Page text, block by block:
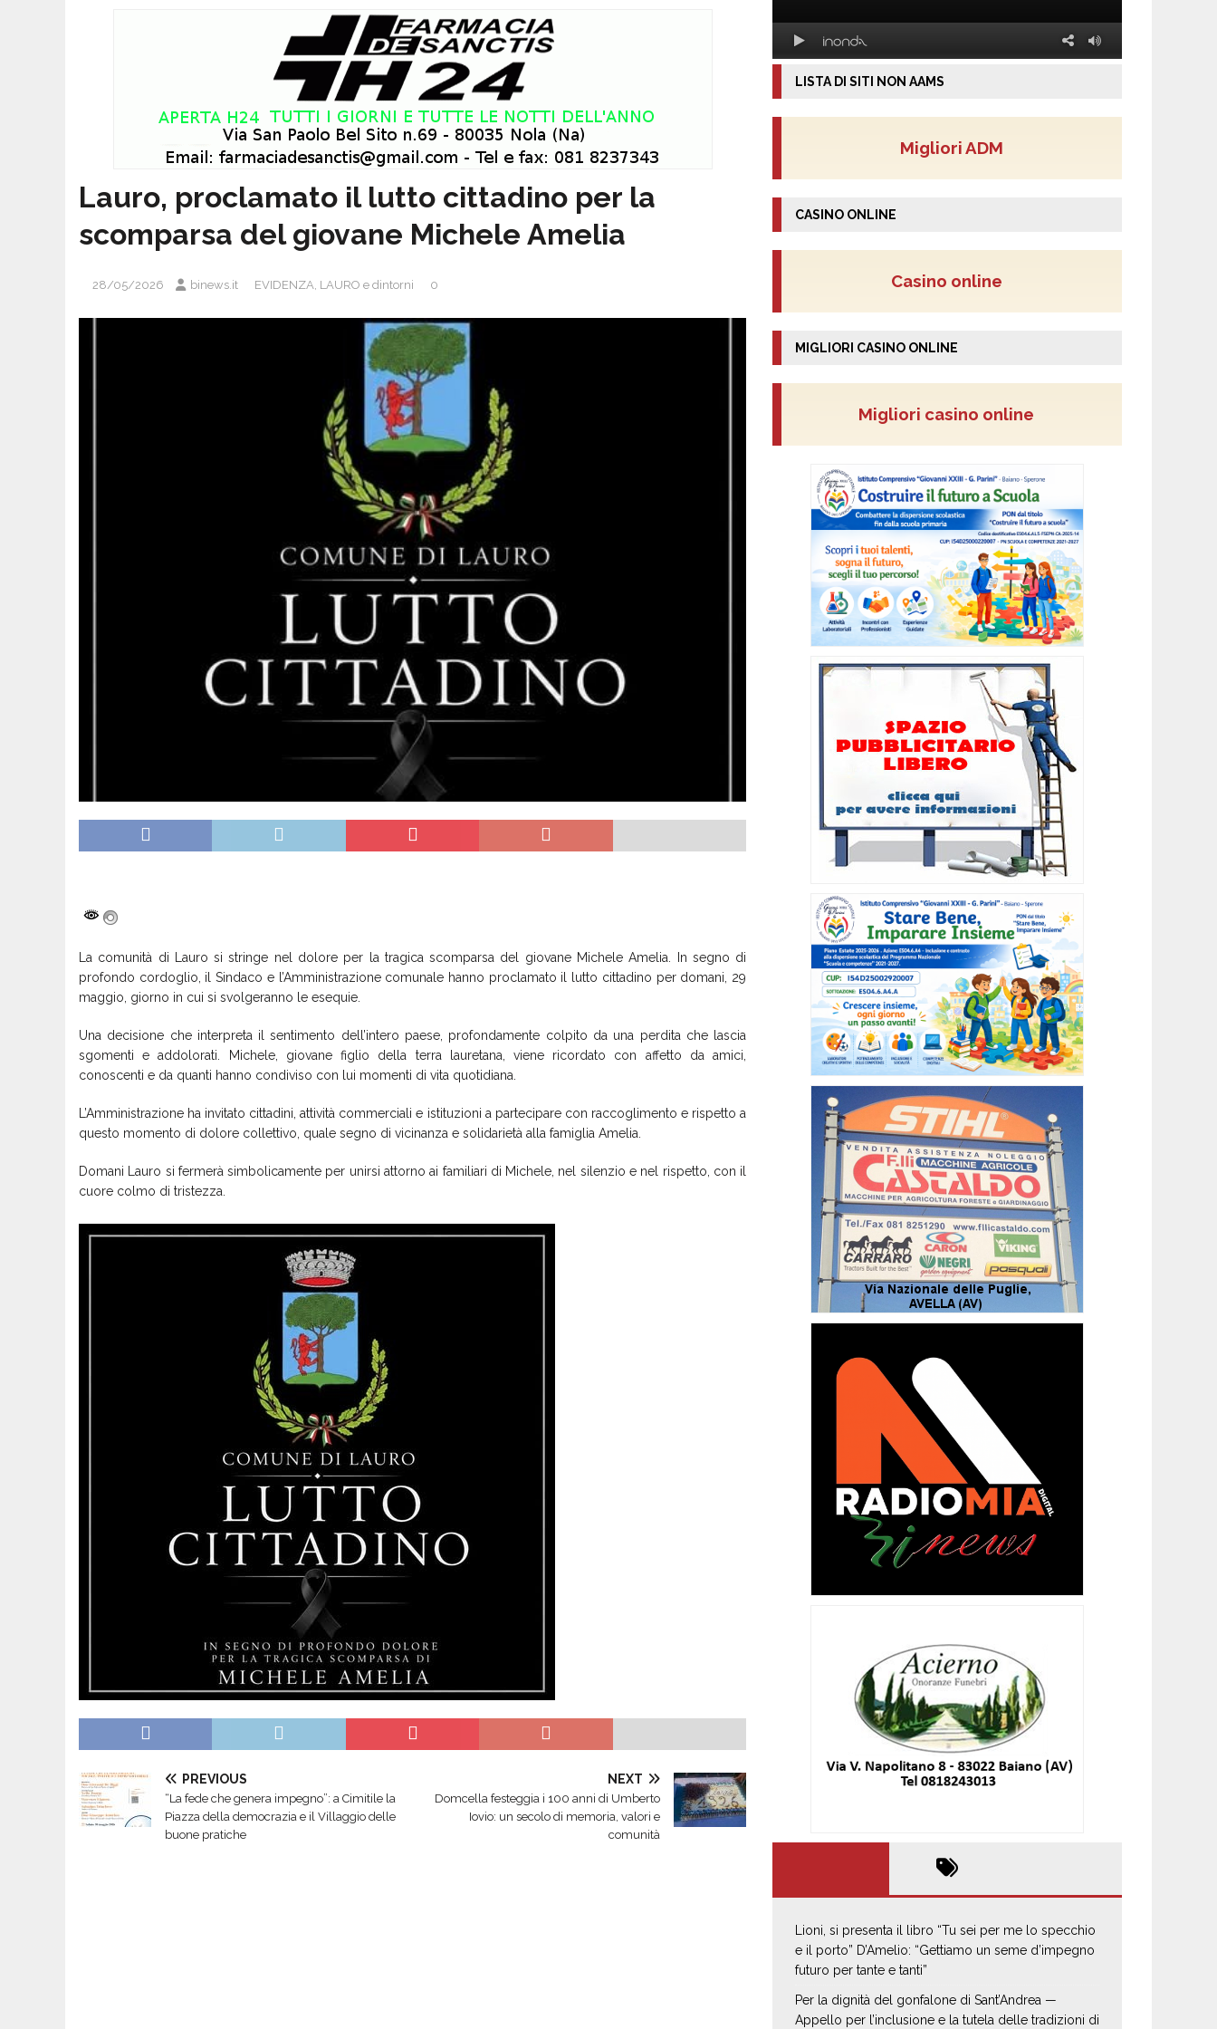
Lauro, proclamato il lutto cittadino per la
scomparsa del giovane Michele Amelia
28/05/2026 binews.it EVIDENZA, LAURO e dintorni 0
La comunità di Lauro si stringe nel dolore per la tragica scomparsa del giovane Michele Amelia. In segno di
profondo cordoglio, il Sindaco e l’Amministrazione comunale hanno proclamato il lutto cittadino per domani, 29
maggio, giorno in cui si svolgeranno le esequie.
Una decisione che interpreta il sentimento dell’intero paese, profondamente colpito da una perdita che lascia
sgomenti e addolorati. Michele, giovane figlio della terra lauretana, viene ricordato con affetto da amici,
conoscenti e da quanti hanno condiviso con lui momenti di vita quotidiana.
L’Amministrazione ha invitato cittadini, attività commerciali e istituzioni a partecipare con raccoglimento e rispetto a
questo momento di dolore collettivo, quale segno di vicinanza e solidarietà alla famiglia Amelia.
Domani Lauro si fermerà simbolicamente per unirsi attorno ai familiari di Michele, nel silenzio e nel rispetto, con il
cuore colmo di tristezza.
PREVIOUS
“La fede che genera impegno”: a Cimitile la
Piazza della democrazia e il Villaggio delle
buone pratiche
NEXT
Domcella festeggia i 100 anni di Umberto
Iovio: un secolo di memoria, valori e
comunità
LISTA DI SITI NON AAMS
Migliori ADM
CASINO ONLINE
Casino online
MIGLIORI CASINO ONLINE
Migliori casino online
Lioni, si presenta il libro “Tu sei per me lo specchio
e il porto” D’Amelio: “Gettiamo un seme d’impegno
futuro per tante e tanti”
Per la dignità del gonfalone di Sant’Andrea —
Appello per l’inclusione e la tutela delle tradizioni di